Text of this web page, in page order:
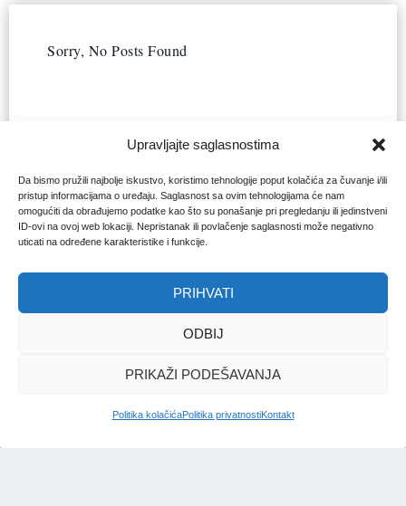
Upravljajte saglasnostima
Da bismo pružili najbolje iskustvo, koristimo tehnologije poput kolačića za čuvanje i/ili
pristup informacijama o uređaju. Saglasnost sa ovim tehnologijama će nam
omogućiti da obrađujemo podatke kao što su ponašanje pri pregledanju ili jedinstveni
ID-ovi na ovoj web lokaciji. Nepristanak ili povlačenje saglasnosti može negativno
uticati na određene karakteristike i funkcije.
PRIHVATI
ODBIJ
PRIKAŽI PODEŠAVANJA
Politika kolačićaPolitika privatnostiKontakt
Sorry, No Posts Found